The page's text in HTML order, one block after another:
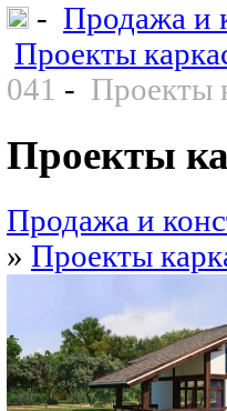
- Продажа и
Проекты
041 - Проекты
Проекты
Продажа и
» Проекты